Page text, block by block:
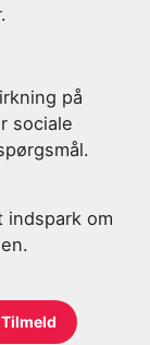
på
sociale
indspark om